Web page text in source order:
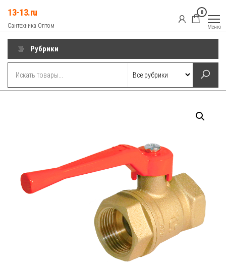
содержимому
13-13.ru
Сантехника Оптом
0
Меню
Рубрики